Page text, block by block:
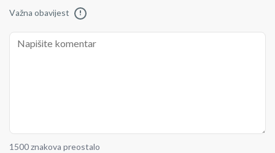
Važna obavijest !
1500 znakova preostalo